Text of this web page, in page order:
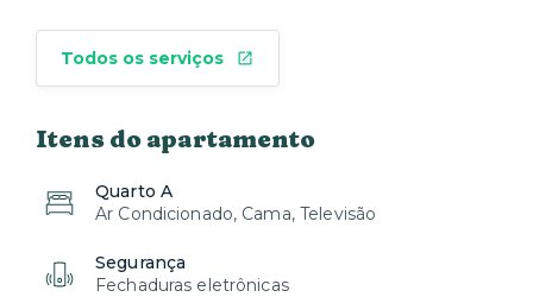
Todos os serviços
Itens do apartamento
Quarto A
Ar Condicionado, Cama, Televisão
Segurança
Fechaduras eletrônicas